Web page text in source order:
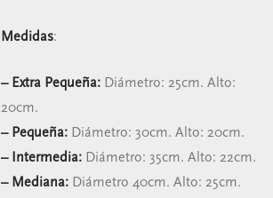
Medidas:
– Extra Pequeña: Diámetro: 25cm. Alto:
20cm.
– Pequeña: Diámetro: 30cm. Alto: 20cm.
– Intermedia: Diámetro: 35cm. Alto: 22cm.
– Mediana: Diámetro 40cm. Alto: 25cm.